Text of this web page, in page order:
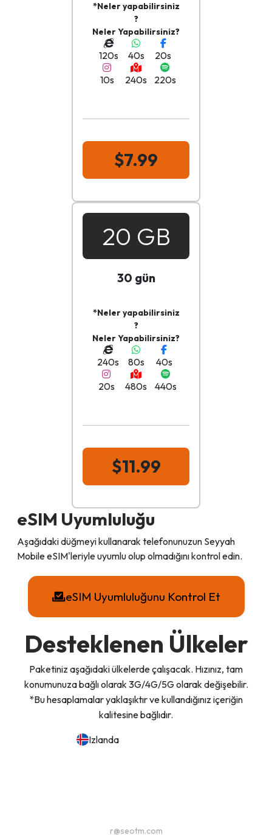
*Neler yapabilirsiniz
?
Neler Yapabilirsiniz?
120s 40s
20s
10s
240s 220s
$7.99
20 GB
30 gün
*Neler yapabilirsiniz
?
Neler Yapabilirsiniz?
240s 80s
40s
20s
480s 440s
$11.99
eSIM Uyumluluğu
Aşağıdaki düğmeyi kullanarak telefonunuzun Seyyah
Mobile eSIM'leriyle uyumlu olup olmadığını kontrol edin.
eSIM Uyumluluğunu Kontrol Et
Desteklenen Ülkeler
Paketiniz aşağıdaki ülkelerde çalışacak. Hızınız, tam
konumunuza bağlı olarak 3G/4G/5G olarak değişebilir.
*Bu hesaplamalar yaklaşıktır ve kullandığınız içeriğin
kalitesine bağlıdır.
Izlanda
r@seotm.com